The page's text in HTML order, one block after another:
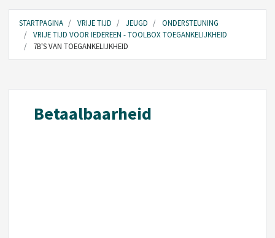
STARTPAGINA VRIJE TIJD JEUGD
ONDERSTEUNING
VRIJE TIJD VOOR IEDEREEN - TOOLBOX TOEGANKELIJKHEID
7B'S VAN TOEGANKELIJKHEID
Betaalbaarheid